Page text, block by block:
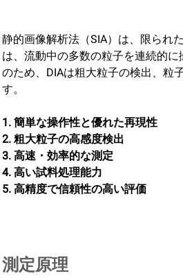
静的画像解析法（SIA）は、限られ
は、流動中の多数の粒子を連続的
のため、DIAは粗大粒子の検出、粒
す。
1. 簡単な操作性と優れた再現性
2. 粗大粒子の高感度検出
3. 高速・効率的な測定
4. 高い試料処理能力
5. 高精度で信頼性の高い評価
測定原理